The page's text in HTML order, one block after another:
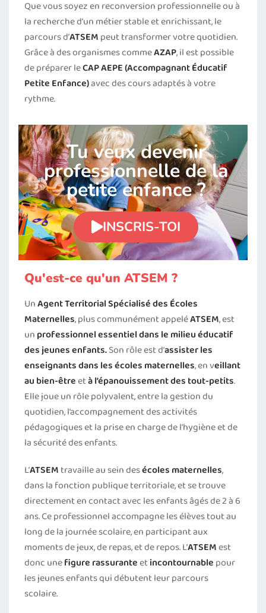
Que vous soyez en reconversion professionnelle ou à
la recherche d’un métier stable et enrichissant, le
parcours d’ATSEM peut transformer votre quotidien.
Grâce à des organismes commeAZAP, il est possible
de préparer leCAP AEPE (Accompagnant Éducatif
Petite Enfance)avec des cours adaptés à votre
rythme.
Tu veux devenir
professionnelle de la
petite enfance ?
INSCRIS-TOI
Qu'est-ce qu'un ATSEM ?
UnAgent Territorial Spécialisé des Écoles
Maternelles, plus communément appeléATSEM, est
un professionnel essentiel dans le milieu éducatif
des jeunes enfants.Son rôle est d’assister les
enseignants dans les écoles maternelles, en veillant
au bien-êtreetà l’épanouissement des tout-petits.
Elle joue un rôle polyvalent, entre la gestion du
quotidien, l’accompagnement des activités
pédagogiques et la prise en charge de l’hygiène et de
la sécurité des enfants.
L’ATSEM travaille au sein desécoles maternelles,
dans la fonction publique territoriale, et se trouve
directement en contact avec les enfants âgés de 2 à 6
ans. Ce professionnel accompagne les élèves tout au
long de la journée scolaire, en participant aux
moments de jeux, de repas, et de repos. L’ATSEMest
donc unefigure rassuranteetincontournable pour
les jeunes enfants qui débutent leur parcours
scolaire.